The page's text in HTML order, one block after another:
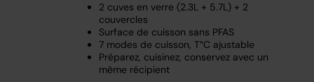
2 cuves en verre (2.3L + 5.7L) + 2
couvercles
Surface de cuisson sans PFAS
7 modes de cuisson, T°C ajustable
Préparez, cuisinez, conservez avec un
même récipient